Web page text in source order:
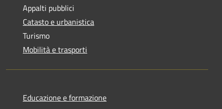
Appalti pubblici
Catasto e urbanistica
Turismo
Mobilità e trasporti
Educazione e formazione